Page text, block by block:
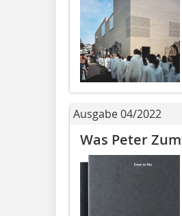
Ausgabe 04/2022
Was Peter